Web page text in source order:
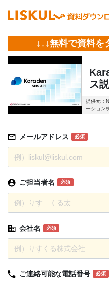
↓↓↓無料で資料を
ス
提供元：
ーション
メールアドレス 必須
ご担当者名 必須
会社名 必須
ご連絡可能な電話番号 必須